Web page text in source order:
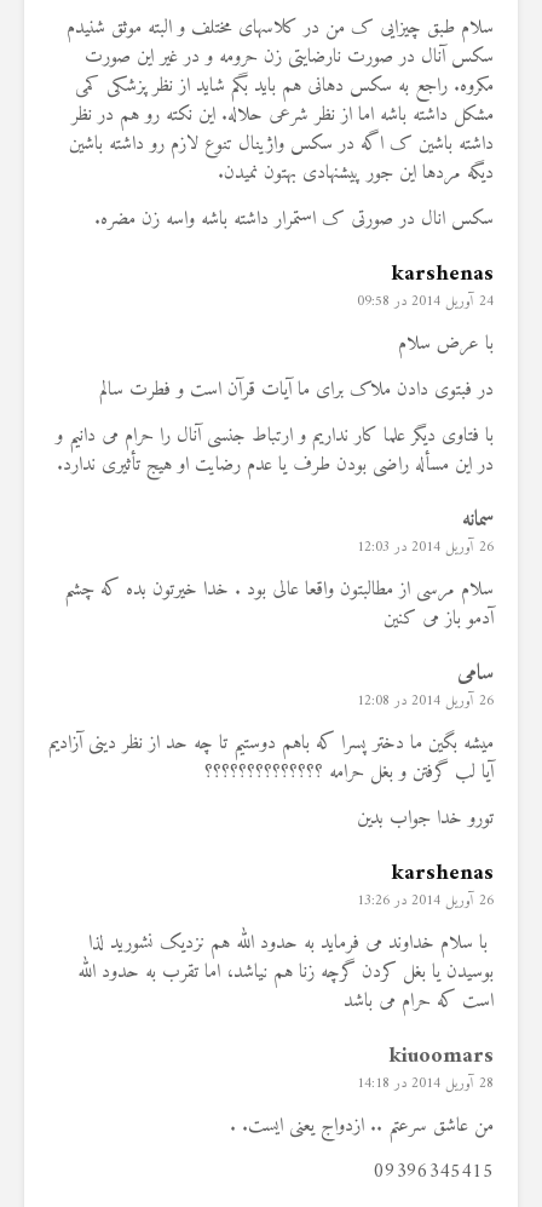
سلام طبق چیزایی ک من در کلاسهای مختلف و البته موثق شنیدم
سکس آنال در صورت نارضایتی زن حرومه و در غیر این صورت
مکروه. راجع به سکس دهانی هم باید بگم شاید از نظر پزشکی کمی
مشکل داشته باشه اما از نظر شرعی حلاله. این نکته رو هم در نظر
داشته باشین ک اگه در سکس واژینال تنوع لازم رو داشته باشین
دیگه مردها این جور پیشنهادی بهتون نمیدن.
سکس انال در صورتی ک استمرار داشته باشه واسه زن مضره.
karshenas
24 آوریل 2014 در 09:58
با عرض سلام
در فبتوی دادن ملاک برای ما آیات قرآن است و فطرت سالم
با فتاوی دیگر علما کار نداریم و ارتباط جنسی آنال را حرام می دانیم و
در این مسأله راضی بودن طرف یا عدم رضایت او هیج تأثیری ندارد.
سمانه
26 آوریل 2014 در 12:03
سلام مرسی از مطالبتون واقعا عالی بود . خدا خیرتون بده که چشم
آدمو باز می کنین
سامی
26 آوریل 2014 در 12:08
میشه بگین ما دختر پسرا که باهم دوستیم تا چه حد از نظر دینی آزادیم
آیا لب گرفتن و بغل حرامه ؟؟؟؟؟؟؟؟؟؟؟؟؟؟
تورو خدا جواب بدین
karshenas
26 آوریل 2014 در 13:26
با سلام خداوند می فرماید به حدود الله هم نزدیک نشورید لذا
بوسیدن یا بغل کردن گرچه زنا هم نیاشد، اما تقرب به حدود الله
است که حرام می باشد
kiuoomars
28 آوریل 2014 در 14:18
من عاشق سرعتم .. ازدواج یعنی ایست. .
09396345415